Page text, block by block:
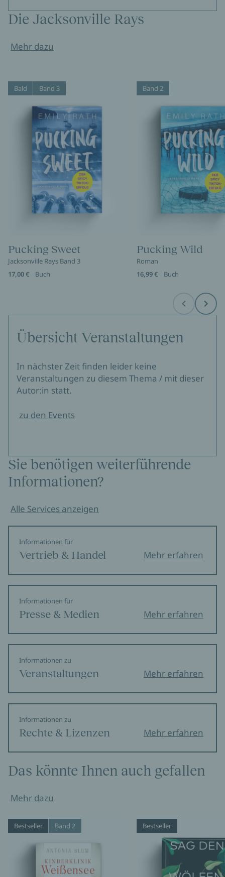
Die Jacksonville Rays
Mehr dazu
Bald Band 3
Pucking Sweet
Jacksonville Rays Band 3
17,00 €
Buch
Band 2
Pucking Wild
Roman
16,99 €
Buch
Before Next
Übersicht Veranstaltungen
In nächster Zeit finden leider keine
Veranstaltungen zu diesem Thema / mit dieser
Autor:in statt.
zu den Events
Sie benötigen weiterführende
Informationen?
Alle Services anzeigen
Informationen für
Vertrieb & Handel Mehr erfahren
Informationen für
Presse & Medien Mehr erfahren
Informationen zu
Veranstaltungen Mehr erfahren
Informationen zu
Rechte & Lizenzen Mehr erfahren
Das könnte Ihnen auch gefallen
Mehr dazu
Bestseller Band 2 Bestseller